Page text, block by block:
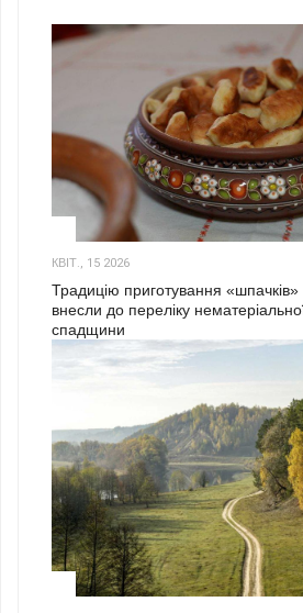
КВІТ., 15 2026
Традицію приготування
внесли до переліку
спадщини